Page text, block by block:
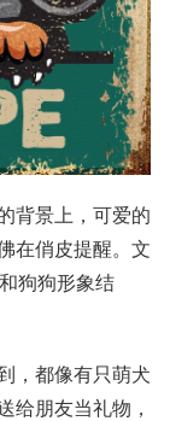
背景上，可爱的
在俏皮提醒。文
狗狗形象结
，都像有只萌犬
给朋友当礼物，